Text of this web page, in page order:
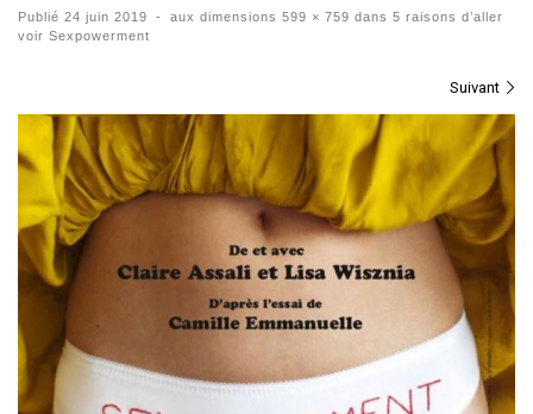
Publié 24 juin 2019 - aux dimensions 599 × 759 dans 5 raisons d’aller
voir Sexpowerment
Suivant